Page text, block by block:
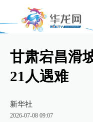
甘肃宕昌滑
21人遇难
新华社
2026-07-08 09:07